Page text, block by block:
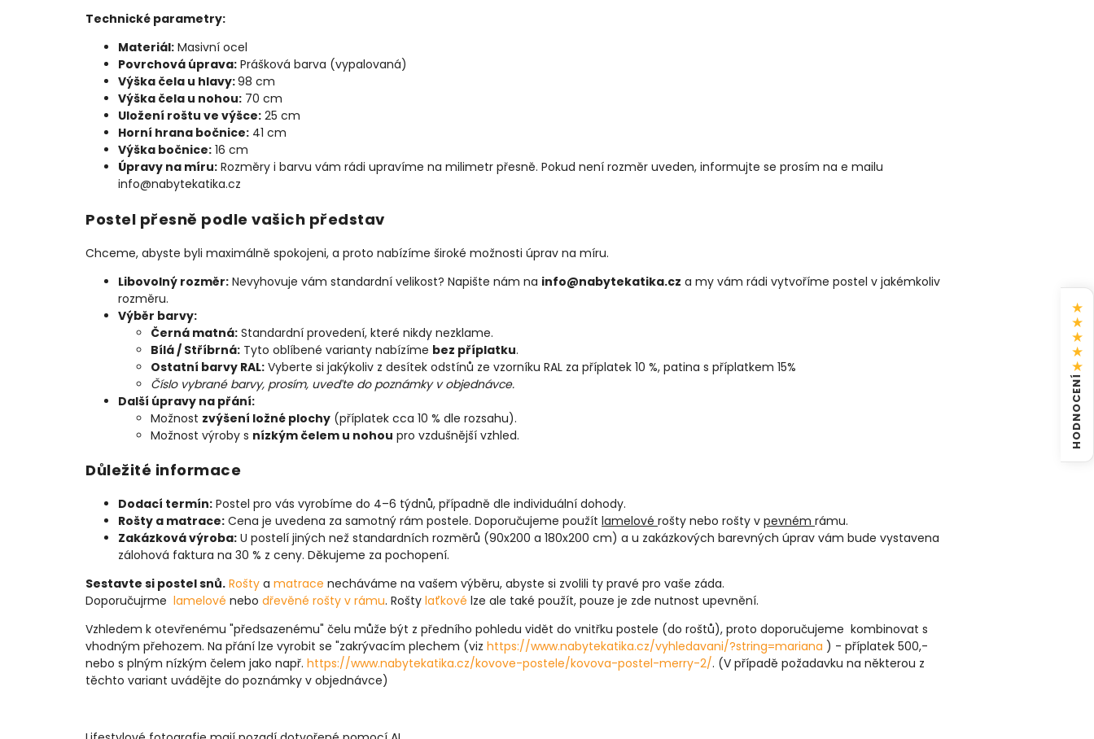
Technické parametry:
Materiál: Masivní ocel
Povrchová úprava: Prášková barva (vypalovaná)
Výška čela u hlavy:98 cm
Výška čela u nohou: 70 cm
Uložení roštu ve výšce: 25 cm
Horní hrana bočnice: 41 cm
Výška bočnice: 16 cm
Úpravy na míru: Rozměry i barvu vám rádi upravíme na milimetr přesně. Pokud není rozměr uveden, informujte se prosím na e mailu
info@nabytekatika.cz
Postel přesně podle vašich představ
Chceme, abyste byli maximálně spokojeni, a proto nabízíme široké možnosti úprav na míru.
Libovolný rozměr: Nevyhovuje vám standardní velikost? Napište nám na info@nabytekatika.cz a my vám rádi vytvoříme postel v jakémkoliv
rozměru.
Výběr barvy:
Černá matná: Standardní provedení, které nikdy nezklame.
Bílá / Stříbrná: Tyto oblíbené varianty nabízíme bez příplatku.
Ostatní barvy RAL: Vyberte si jakýkoliv z desítek odstínů ze vzorníku RAL za příplatek 10 %, patina s příplatkem 15%
Číslo vybrané barvy, prosím, uveďte do poznámky v objednávce.
Další úpravy na přání:
Možnost zvýšení ložné plochy (příplatek cca 10 % dle rozsahu).
Možnost výroby s nízkým čelem u nohou pro vzdušnější vzhled.
Důležité informace
Dodací termín: Postel pro vás vyrobíme do 4–6 týdnů, případně dle individuální dohody.
Rošty a matrace: Cena je uvedena za samotný rám postele. Doporučujeme použít lamelové rošty nebo rošty v pevném rámu.
Zakázková výroba: U postelí jiných než standardních rozměrů (90x200 a 180x200 cm) a u zakázkových barevných úprav vám bude vystavena
zálohová faktura na 30 % z ceny. Děkujeme za pochopení.
Sestavte si postel snů. Rošty a matrace necháváme na vašem výběru, abyste si zvolili ty pravé pro vaše záda.
Doporučujrme lamelové nebo dřevěné rošty v rámu. Rošty laťkové lze ale také použít, pouze je zde nutnost upevnění.
Vzhledem k otevřenému "předsazenému" čelu může být z předního pohledu vidět do vnitřku postele (do roštů), proto doporučujeme kombinovat s
vhodným přehozem. Na přání lze vyrobit se "zakrývacím plechem (viz https://www.nabytekatika.cz/vyhledavani/?string=mariana ) - příplatek 500,-
nebo s plným nízkým čelem jako např. https://www.nabytekatika.cz/kovove-postele/kovova-postel-merry-2/. (V případě požadavku na některou z
těchto variant uvádějte do poznámky v objednávce)
★
★
★
★
★
HODNOCENÍ